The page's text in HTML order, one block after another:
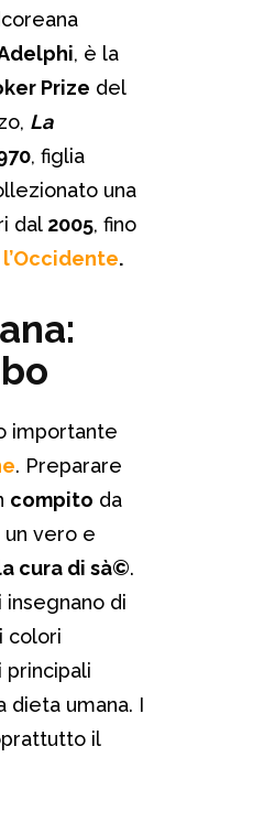
, è la
Prize del
La
, figlia
una
dal 2005, fino
.
importante
. Preparare
compito da
vero e
cura di sà©.
di
colori
dieta umana. I
il